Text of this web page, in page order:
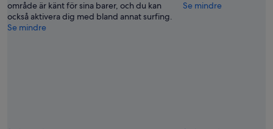
område är känt för sina barer, och du kan
också aktivera dig med bland annat surfing.
Se mindre
Se mindre